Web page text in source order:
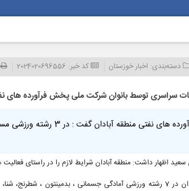
دسته‌بندی: اخبار خوزستان کد خبر: 2024020696556
مدیر شرکت ملی پخش
اظهار داشت: منطقه آبادان شرایط لازم را در راستای
بنی سعید بیان کرد : منطقه آبادان در 7 رشته ورزشی آمادگی جسمانی